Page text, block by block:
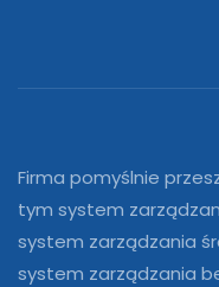
Firma pomyślnie
tym system
system zarządzania
system zarządzania